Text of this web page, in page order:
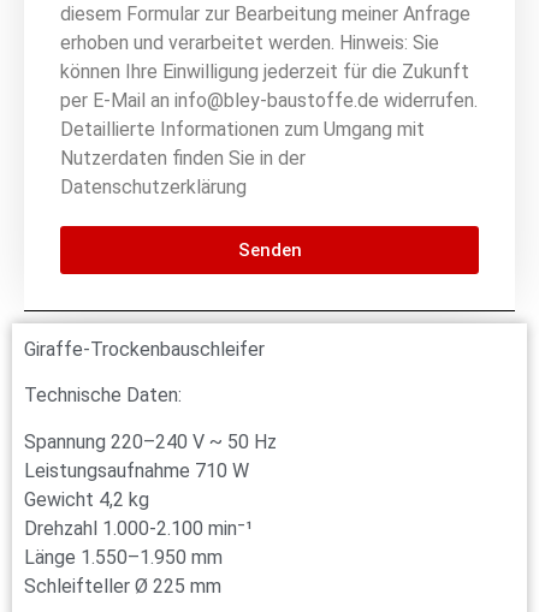
diesem Formular zur Bearbeitung meiner Anfrage
erhoben und verarbeitet werden. Hinweis: Sie
können Ihre Einwilligung jederzeit für die Zukunft
per E-Mail an info@bley-baustoffe.de widerrufen.
Detaillierte Informationen zum Umgang mit
Nutzerdaten finden Sie in der
Datenschutzerklärung
Senden
Giraffe-Trockenbauschleifer
Technische Daten:
Spannung 220–240 V ~ 50 Hz
Leistungsaufnahme 710 W
Gewicht 4,2 kg
Drehzahl 1.000-2.100 min⁻¹
Länge 1.550–1.950 mm
Schleifteller Ø 225 mm